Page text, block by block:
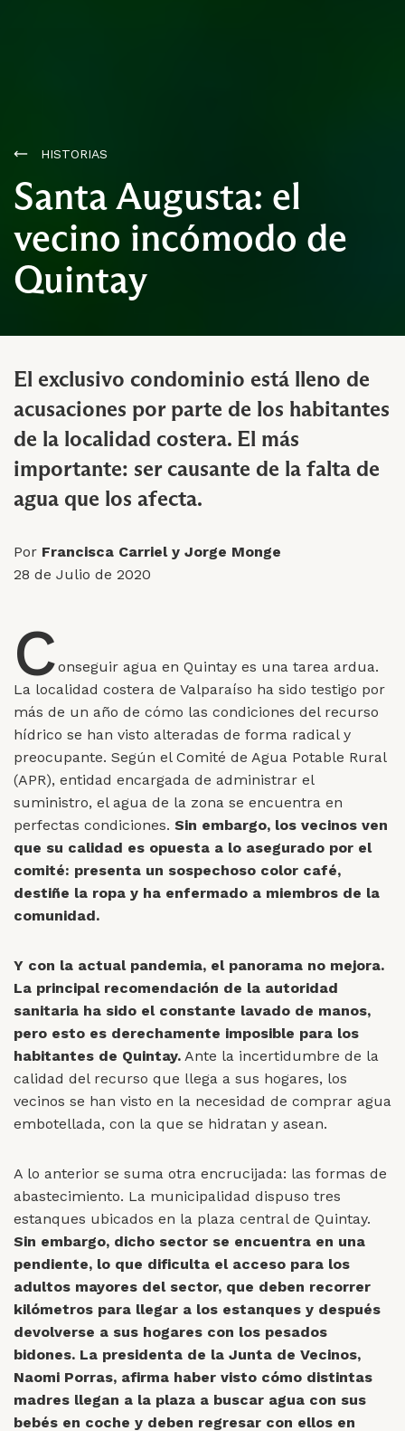
HISTORIAS
Santa Augusta: el
vecino incómodo de
Quintay
El exclusivo condominio está lleno de
acusaciones por parte de los habitantes
de la localidad costera. El más
importante: ser causante de la falta de
agua que los afecta.
Por Francisca Carriel y Jorge Monge
28 de Julio de 2020
Conseguir agua en Quintay es una tarea ardua.
La localidad costera de Valparaíso ha sido testigo por
más de un año de cómo las condiciones del recurso
hídrico se han visto alteradas de forma radical y
preocupante. Según el Comité de Agua Potable Rural
(APR), entidad encargada de administrar el
suministro, el agua de la zona se encuentra en
perfectas condiciones. Sin embargo, los vecinos ven
que su calidad es opuesta a lo asegurado por el
comité: presenta un sospechoso color café,
destiñe la ropa y ha enfermado a miembros de la
comunidad.
Y con la actual pandemia, el panorama no mejora.
La principal recomendación de la autoridad
sanitaria ha sido el constante lavado de manos,
pero esto es derechamente imposible para los
habitantes de Quintay. Ante la incertidumbre de la
calidad del recurso que llega a sus hogares, los
vecinos se han visto en la necesidad de comprar agua
embotellada, con la que se hidratan y asean.
A lo anterior se suma otra encrucijada: las formas de
abastecimiento. La municipalidad dispuso tres
estanques ubicados en la plaza central de Quintay.
Sin embargo, dicho sector se encuentra en una
pendiente, lo que dificulta el acceso para los
adultos mayores del sector, que deben recorrer
kilómetros para llegar a los estanques y después
devolverse a sus hogares con los pesados
bidones. La presidenta de la Junta de Vecinos,
Naomi Porras, afirma haber visto cómo distintas
madres llegan a la plaza a buscar agua con sus
bebés en coche y deben regresar con ellos en